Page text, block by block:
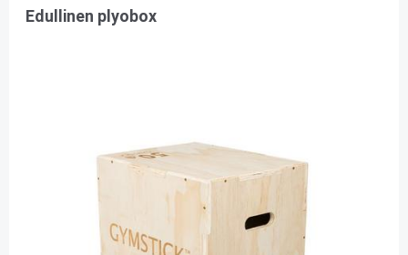
Edullinen plyobox